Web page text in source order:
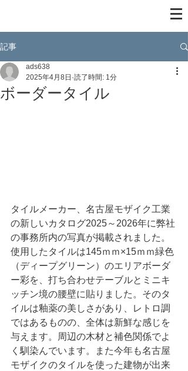
記事
ボーダータイル
ads638
2025年4月8日 読了時間: 1分
タイルメーカー、名古屋モザイク工業
の新しいカタログ2025～2026年に弊社
の事務所内の写真が掲載されました。
使用したタイルは145ｍｍ×15ｍｍ緑色
（ディープグリーン）のエリアボーダ
ー彩を、打ち合わせテーブルとミニキ
ッチン境の腰壁に貼りました。そのタ
イルは釉薬の美しさがあり、レトロ調
ではあるものの、全体は新鮮な感じを
与えます。周辺の木材と補色関係でよ
く馴染んでいます。また今年も名古屋
モザイクのタイルを使った建物が出来